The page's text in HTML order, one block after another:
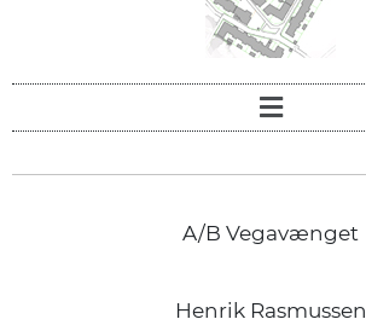
A/B Vegavænget
Henrik Rasmussen